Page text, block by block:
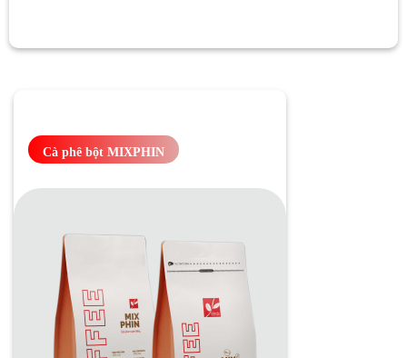
Cà phê bột MIXPHIN